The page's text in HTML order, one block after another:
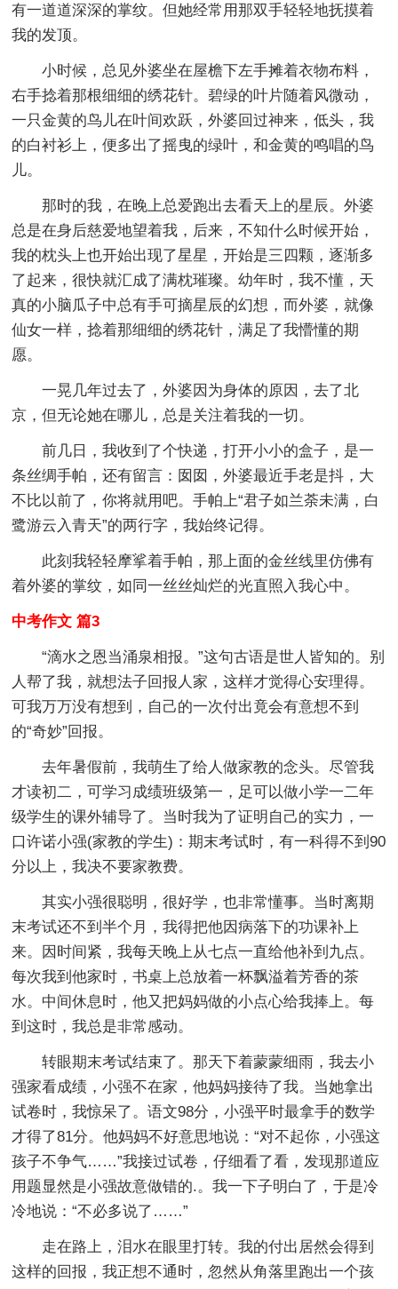
有一道道深深的掌纹。但她经常用那双手轻轻地抚摸着
我的发顶。
小时候，总见外婆坐在屋檐下左手摊着衣物布料，
右手捻着那根细细的绣花针。碧绿的叶片随着风微动，
一只金黄的鸟儿在叶间欢跃，外婆回过神来，低头，我
的白衬衫上，便多出了摇曳的绿叶，和金黄的鸣唱的鸟
儿。
那时的我，在晚上总爱跑出去看天上的星辰。外婆
总是在身后慈爱地望着我，后来，不知什么时候开始，
我的枕头上也开始出现了星星，开始是三四颗，逐渐多
了起来，很快就汇成了满枕璀璨。幼年时，我不懂，天
真的小脑瓜子中总有手可摘星辰的幻想，而外婆，就像
仙女一样，捻着那细细的绣花针，满足了我懵懂的期
愿。
一晃几年过去了，外婆因为身体的原因，去了北
京，但无论她在哪儿，总是关注着我的一切。
前几日，我收到了个快递，打开小小的盒子，是一
条丝绸手帕，还有留言：囡囡，外婆最近手老是抖，大
不比以前了，你将就用吧。手帕上“君子如兰荼未满，白
鹭游云入青天”的两行字，我始终记得。
此刻我轻轻摩挲着手帕，那上面的金丝线里仿佛有
着外婆的掌纹，如同一丝丝灿烂的光直照入我心中。
中考作文 篇3
“滴水之恩当涌泉相报。”这句古语是世人皆知的。别
人帮了我，就想法子回报人家，这样才觉得心安理得。
可我万万没有想到，自己的一次付出竟会有意想不到
的“奇妙”回报。
去年暑假前，我萌生了给人做家教的念头。尽管我
才读初二，可学习成绩班级第一，足可以做小学一二年
级学生的课外辅导了。当时我为了证明自己的实力，一
口许诺小强(家教的学生)：期末考试时，有一科得不到90
分以上，我决不要家教费。
其实小强很聪明，很好学，也非常懂事。当时离期
末考试还不到半个月，我得把他因病落下的功课补上
来。因时间紧，我每天晚上从七点一直给他补到九点。
每次我到他家时，书桌上总放着一杯飘溢着芳香的茶
水。中间休息时，他又把妈妈做的小点心给我捧上。每
到这时，我总是非常感动。
转眼期末考试结束了。那天下着蒙蒙细雨，我去小
强家看成绩，小强不在家，他妈妈接待了我。当她拿出
试卷时，我惊呆了。语文98分，小强平时最拿手的数学
才得了81分。他妈妈不好意思地说：“对不起你，小强这
孩子不争气……”我接过试卷，仔细看了看，发现那道应
用题显然是小强故意做错的.。我一下子明白了，于是冷
冷地说：“不必多说了……”
走在路上，泪水在眼里打转。我的付出居然会得到
这样的回报，我正想不通时，忽然从角落里跑出一个孩